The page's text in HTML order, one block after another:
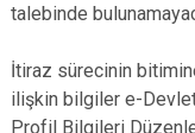
talebinde
İtiraz sürecinin
ilişkin bilgiler e-Devlet
Profil Bilgileri